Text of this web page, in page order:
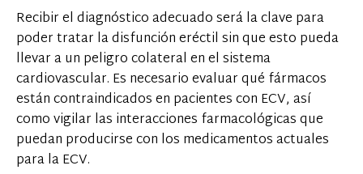
Recibir el diagnóstico adecuado será la clave para
poder tratar la disfunción eréctil sin que esto pueda
llevar a un peligro colateral en el sistema
cardiovascular. Es necesario evaluar qué fármacos
están contraindicados en pacientes con ECV, así
como vigilar las interacciones farmacológicas que
puedan producirse con los medicamentos actuales
para la ECV.